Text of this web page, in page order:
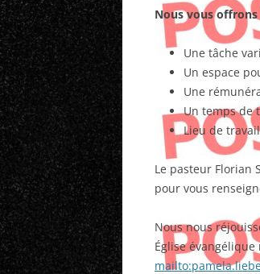
Nous vous offrons
Une tâche
Un espace
Une
Un temps de
Lieu de
Le pasteur Florian
pour vous
Nous nous
Église évangélique